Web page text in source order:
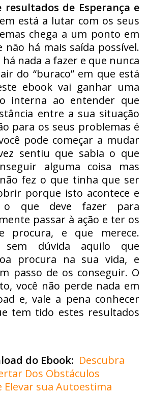
resultados de Esperança e
está a lutar com os seus
chega a um ponto em
não há mais saída possível.
há nada a fazer e que nunca
do “buraco” em que está
ebook vai ganhar uma
interna ao entender que
entre a sua situação
para os seus problemas é
pode começar a mudar
sentiu que sabia o que
alguma coisa mas
fez o que tinha que ser
porque isto acontece e
o que deve fazer para
passar à ação e ter os
procura, e que merece.
sem dúvida aquilo que
procura na sua vida, e
passo de os conseguir. O
você não perde nada em
e, vale a pena conhecer
tem tido estes resultados
do Ebook: Descubra
Dos Obstáculos
Elevar sua Autoestima